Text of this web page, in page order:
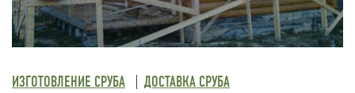
ИЗГОТОВЛЕНИЕ СРУБА
ДОСТАВКА СРУБА